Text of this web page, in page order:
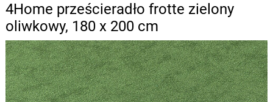
4Home prześcieradło frotte zielony
oliwkowy, 180 x 200 cm